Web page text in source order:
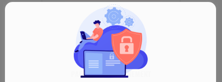
PARTAGEZ CET ÉVÉNEMENT